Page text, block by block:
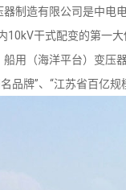
造有限公司是中电电
10kV干式配变的第一
用（海洋平台）变压
品牌”、“江苏省百亿规